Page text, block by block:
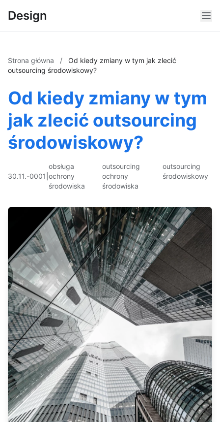
Design
Strona główna /
Od kiedy zmiany w tym jak zlecić
outsourcing środowiskowy?
Od kiedy zmiany w tym
jak zlecić outsourcing
środowiskowy?
30.11.-0001
obsługa
ochrony
środowiska
outsourcing
ochrony
środowiska
outsourcing
środowiskowy